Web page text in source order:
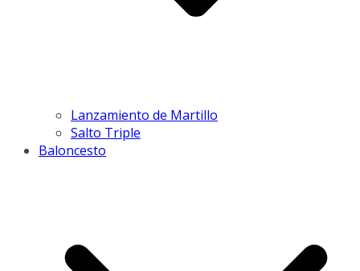
Lanzamiento de Martillo
Salto Triple
Baloncesto